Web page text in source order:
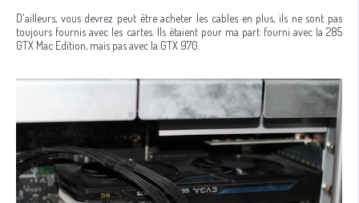
D'ailleurs, vous devrez peut être acheter les cables en plus, ils ne sont pas
toujours fournis avec les cartes. Ils étaient pour ma part fourni avec la 285
GTX Mac Edition, mais pas avec la GTX 970.